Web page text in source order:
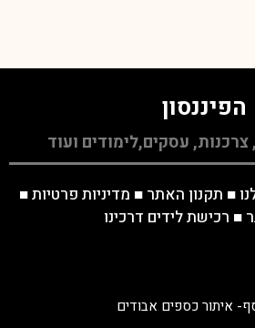
הפיננסון
צרכנות, עסקים,לימודים ועוד
■ תקנון האתר ■ מדיניות פרטיות■
■ רכישת לידים דרכינו
איתור כספים אבודים